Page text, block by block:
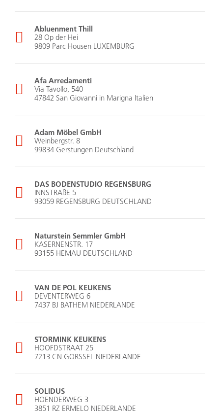
Abluenment Thill
28 Op der Hei
9809 Parc Housen LUXEMBURG
Afa Arredamenti
Via Tavollo, 540
47842 San Giovanni in Marigna Italien
Adam Möbel GmbH
Weinbergstr. 8
99834 Gerstungen Deutschland
DAS BODENSTUDIO REGENSBURG
INNSTRAßE 5
93059 REGENSBURG DEUTSCHLAND
Naturstein Semmler GmbH
KASERNENSTR. 17
93155 HEMAU DEUTSCHLAND
VAN DE POL KEUKENS
DEVENTERWEG 6
7437 BJ BATHEM NIEDERLANDE
STORMINK KEUKENS
HOOFDSTRAAT 25
7213 CN GORSSEL NIEDERLANDE
SOLIDUS
HOENDERWEG 3
3851 RZ ERMELO NIEDERLANDE